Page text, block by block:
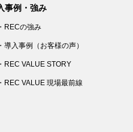
事例・強み
・RECの強み
・導入事例（お客様の声）
・REC VALUE STORY
・REC VALUE 現場最前線